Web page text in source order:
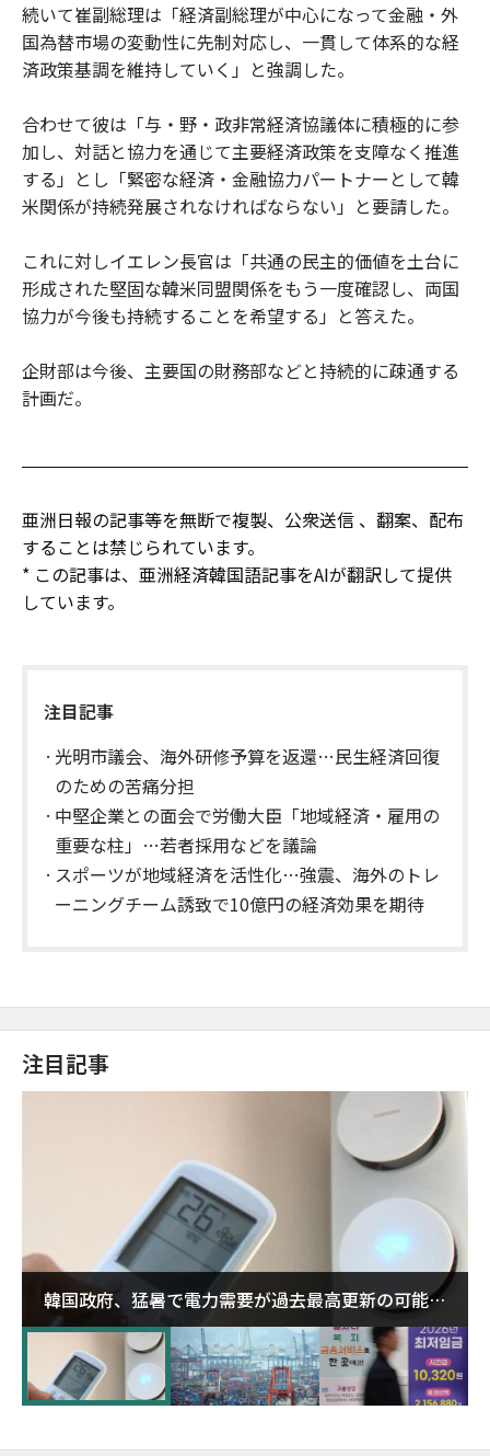
続いて崔副総理は「経済副総理が中心になって金融・外
国為替市場の変動性に先制対応し、一貫して体系的な経
済政策基調を維持していく」と強調した。
合わせて彼は「与・野・政非常経済協議体に積極的に参
加し、対話と協力を通じて主要経済政策を支障なく推進
する」とし「緊密な経済・金融協力パートナーとして韓
米関係が持続発展されなければならない」と要請した。
これに対しイエレン長官は「共通の民主的価値を土台に
形成された堅固な韓米同盟関係をもう一度確認し、両国
協力が今後も持続することを希望する」と答えた。
企財部は今後、主要国の財務部などと持続的に疎通する
計画だ。
亜洲日報の記事等を無断で複製、公衆送信 、翻案、配布
することは禁じられています。
* この記事は、亜洲経済韓国語記事をAIが翻訳して提供
しています。
注目記事
光明市議会、海外研修予算を返還…民生経済回復
のための苦痛分担
中堅企業との面会で労働大臣「地域経済・雇用の
重要な柱」…若者採用などを議論
スポーツが地域経済を活性化…強震、海外のトレ
ーニングチーム誘致で10億円の経済効果を期待
注目記事
韓国政府、猛暑で電力需要が過去最高更新の可能性
に需給対応体制を点検